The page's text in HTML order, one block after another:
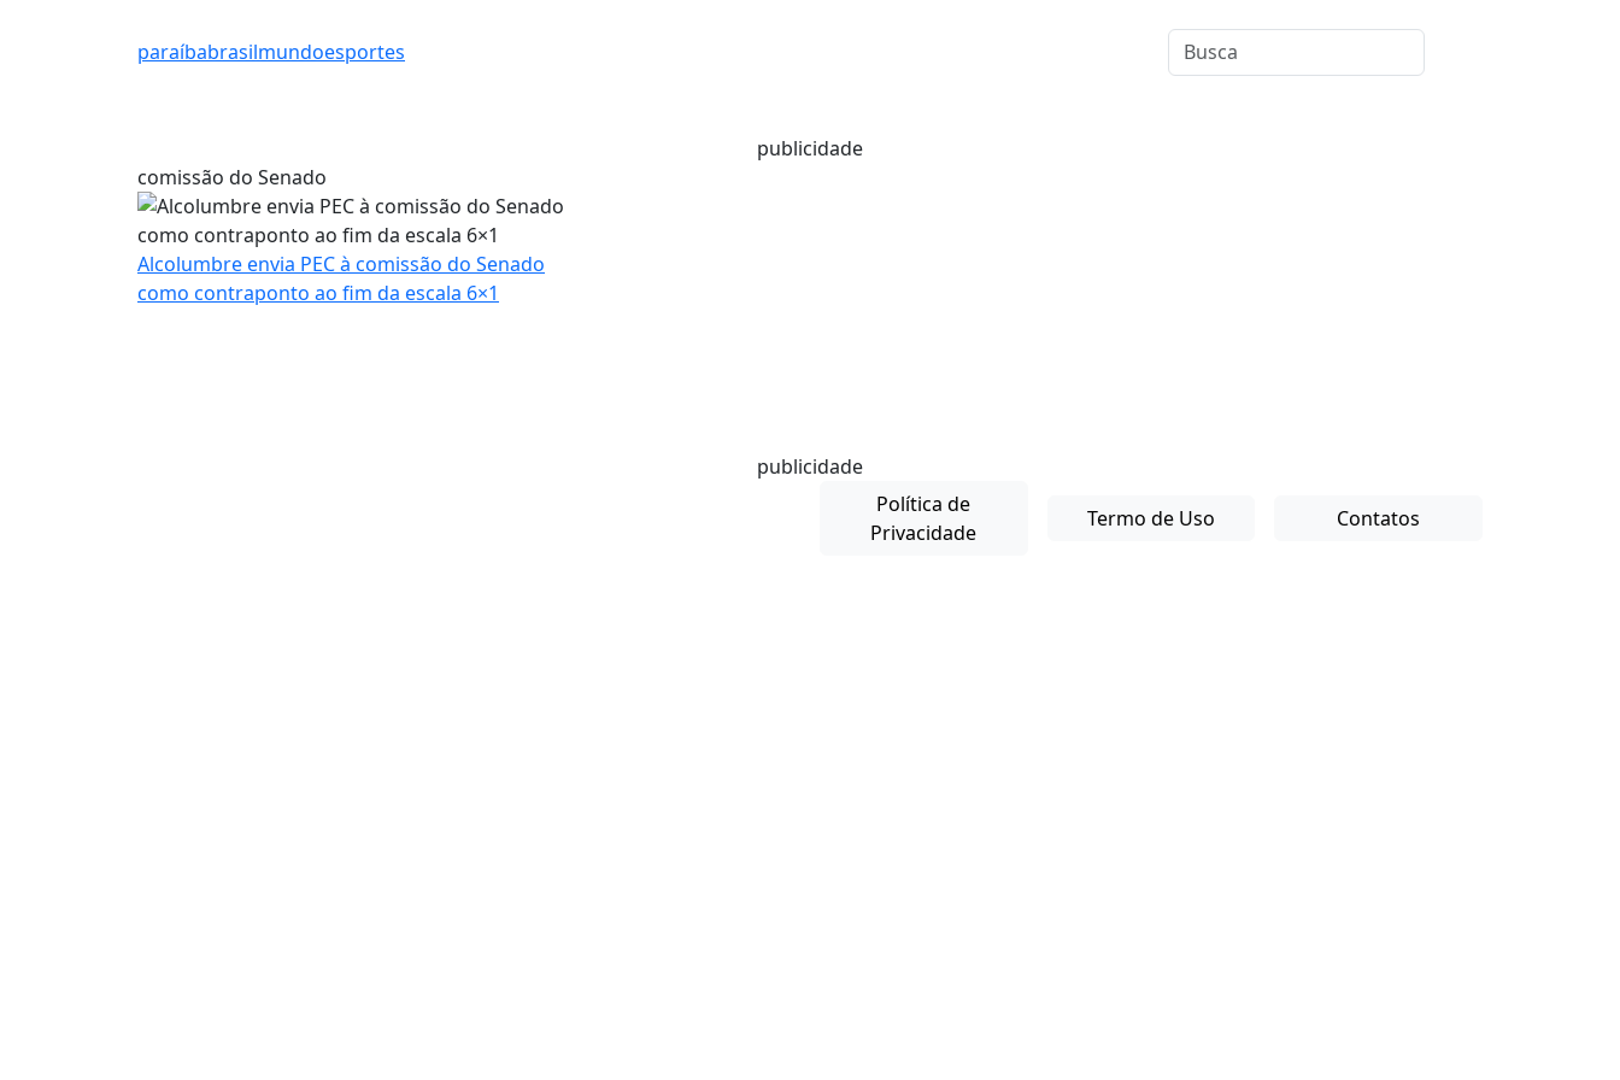
paraíbabrasilmundoesportes
publicidade
comissão do Senado
Alcolumbre envia PEC à comissão do Senado
como contraponto ao fim da escala 6×1
publicidade
Política de
Privacidade
Termo de Uso Contatos